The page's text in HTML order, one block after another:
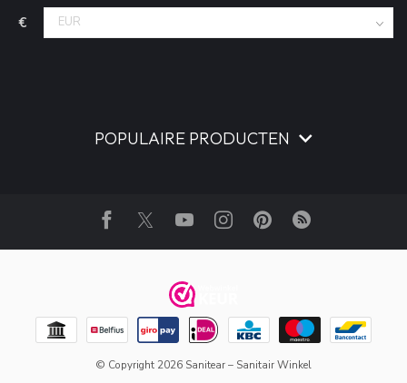
€
POPULAIRE PRODUCTEN
© Copyright 2026 Sanitear – Sanitair Winkel